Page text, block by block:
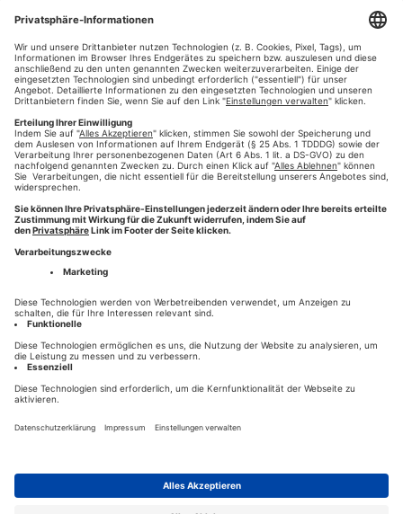
Herr Andreas Ullmann, Herr Robert Scheuffelhut und Herr
Franz Vogl von Presse-Druck- und Verlags-GmbH Augsburg
haben zusammen mit der Interessengruppe Zeitungsdruck
des Bundesverbandes Druck und Medien e. V. (bvdm) die
Richtlinie erarbeitet und mit dem Bundesverband Deutscher
Zeitungsverleger e. V. (BDZV) sowie dem Bundesverband
Deutscher Anzeigenblätter e. V. (BVDA) abgestimmt.
Weiterlesen
#BVDM,#Zeitungsbeilagen,#zeitungsdruck #Presse-Druck
#augsburg #Zeitung drucken
HILFE
IMPRESSUM